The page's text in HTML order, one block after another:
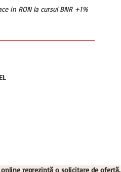
in RON la cursul BNR +1%
online reprezintă o solicitare de ofertă.